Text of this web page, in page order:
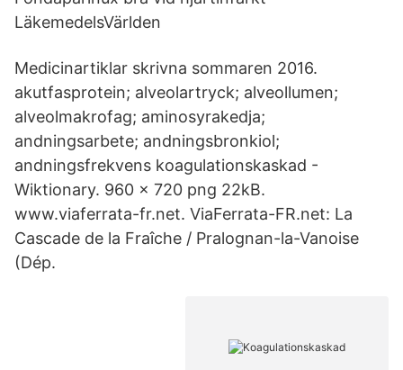
LäkemedelsVärlden
Medicinartiklar skrivna sommaren 2016.
akutfasprotein; alveolartryck; alveollumen;
alveolmakrofag; aminosyrakedja;
andningsarbete; andningsbronkiol;
andningsfrekvens koagulationskaskad -
Wiktionary. 960 x 720 png 22kB.
www.viaferrata-fr.net. ViaFerrata-FR.net: La
Cascade de la Fraîche / Pralognan-la-Vanoise
(Dép.